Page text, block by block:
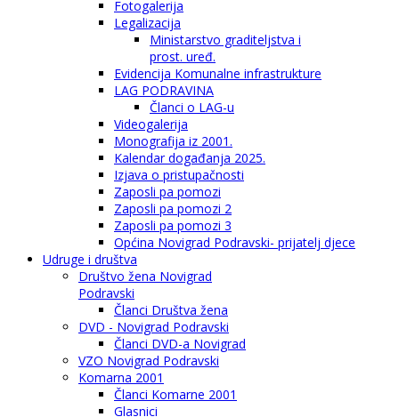
Fotogalerija
Legalizacija
Ministarstvo graditeljstva i
prost. uređ.
Evidencija Komunalne infrastrukture
LAG PODRAVINA
Članci o LAG-u
Videogalerija
Monografija iz 2001.
Kalendar događanja 2025.
Izjava o pristupačnosti
Zaposli pa pomozi
Zaposli pa pomozi 2
Zaposli pa pomozi 3
Općina Novigrad Podravski- prijatelj djece
Udruge i društva
Društvo žena Novigrad
Podravski
Članci Društva žena
DVD - Novigrad Podravski
Članci DVD-a Novigrad
VZO Novigrad Podravski
Komarna 2001
Članci Komarne 2001
Glasnici